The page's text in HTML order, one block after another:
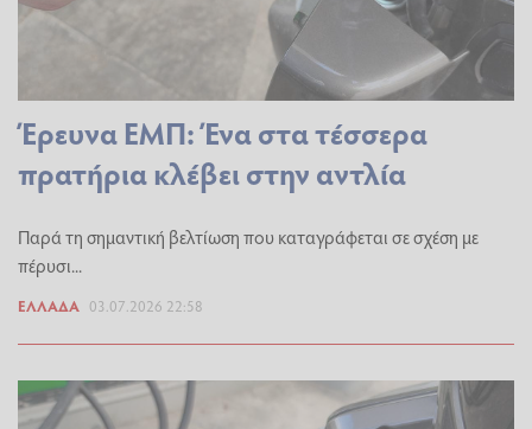
Έρευνα ΕΜΠ: Ένα στα τέσσερα
πρατήρια κλέβει στην αντλία
Παρά τη σημαντική βελτίωση που καταγράφεται σε σχέση με
πέρυσι...
ΕΛΛΆΔΑ 03.07.2026 22:58